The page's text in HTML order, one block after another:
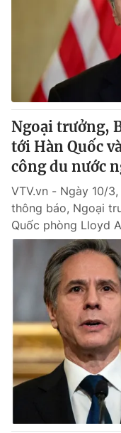
Ngoại trưởng,
tới Hàn Quốc
công du nước
VTV.vn - Ngày 10/
thông báo, Ngoại
Quốc phòng Lloyd